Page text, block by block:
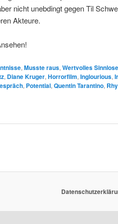
nicht unebdingt gegen Til
Akteure.
, Musste raus, Wertvolles
, Diane Kruger, Horrorfilm, Inglourious,
, Potential, Quentin Tarantino,